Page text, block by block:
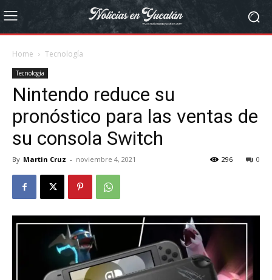
Home Tecnología
Tecnología
Nintendo reduce su
pronóstico para las ventas de
su consola Switch
By Martin Cruz - noviembre 4, 2021 0
296